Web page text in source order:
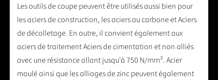
Les outils de coupe peuvent être utilisés aussi bien pour
les aciers de construction, les aciers au carbone et Aciers
de décolletage. En outre, il convient également aux
aciers de traitement Aciers de cimentation et non alliés
avec une résistance allant jusqu'à 750 N/mm². Acier
moulé ainsi que les alliages de zinc peuvent également